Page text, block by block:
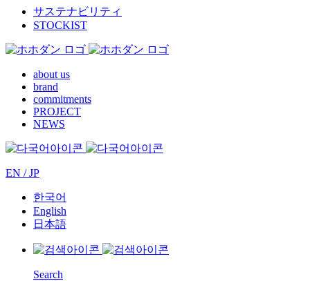
サステナビリティ
STOCKIST
about us
brand
commitments
PROJECT
NEWS
EN / JP
한국어
English
日本語
Search